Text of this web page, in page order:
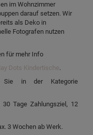
im Wohnzimmer
darauf setzen. Wir
als Deko in
Fotografen nutzen
für mehr Info
Dots Kindertische.
Sie in der Kategorie
Tage Zahlungsziel, 12
3 Wochen ab Werk.